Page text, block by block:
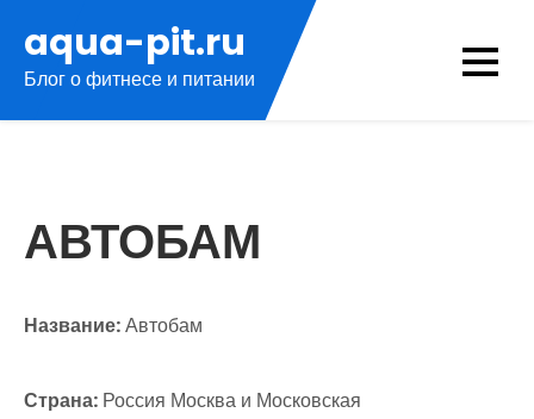
содержимому
aqua-pit.ru
Блог о фитнесе и питании
АВТОБАМ
Название:Автобам
Страна: Россия Москва и Московская